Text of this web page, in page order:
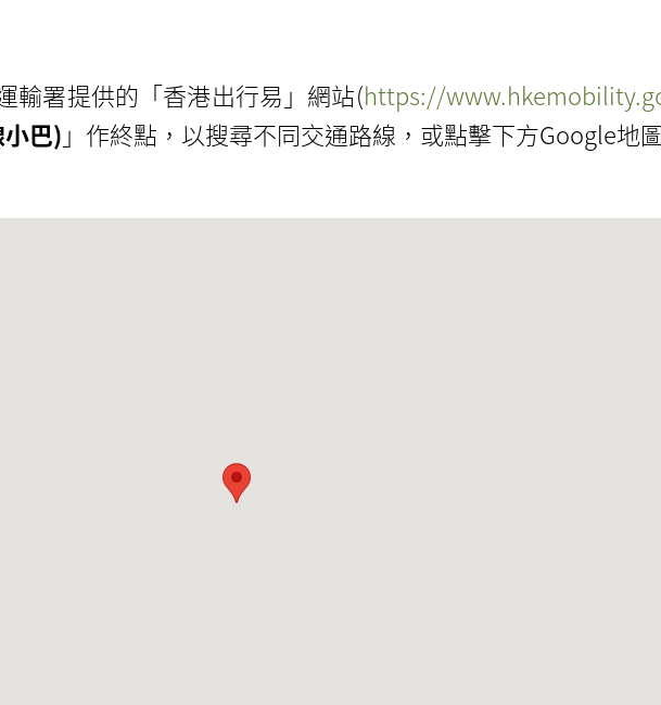
輸署提供的「香港出行易」網站(https://
巴) 」作終點，以搜尋不同交通路線，或點擊下方Google地